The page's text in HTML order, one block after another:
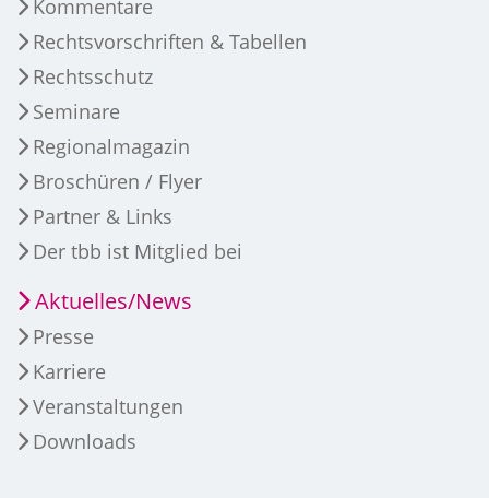
Kommentare
Rechtsvorschriften & Tabellen
Rechtsschutz
Seminare
Regionalmagazin
Broschüren / Flyer
Partner & Links
Der tbb ist Mitglied bei
Aktuelles/News
Presse
Karriere
Veranstaltungen
Downloads